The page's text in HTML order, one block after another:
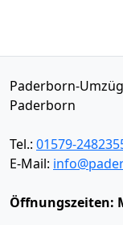
Paderborn-
Paderborn
Tel.: 01579-
E-Mail:
Öffnungszeiten: